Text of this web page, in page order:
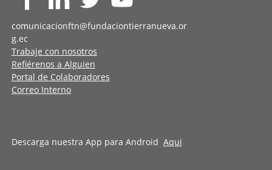
comunicacionftn@fundaciontierranueva.or
g.ec
Trabaje con nosotros
Refiérenos a Alguien
Portal de Colaboradores
Correo Interno
Descarga nuestra App para Android Aqui